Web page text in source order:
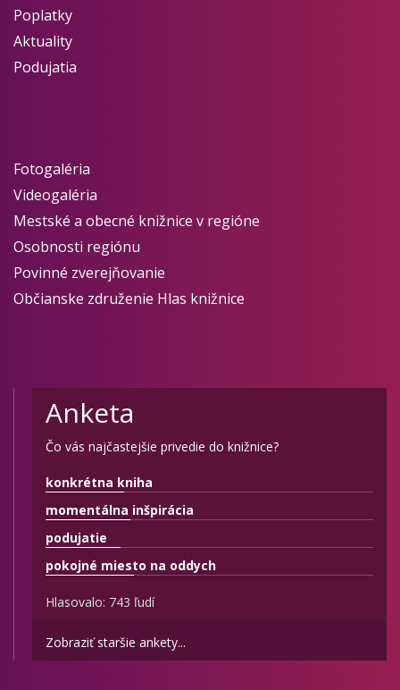
Poplatky
Aktuality
Podujatia
Fotogaléria
Videogaléria
Mestské a obecné knižnice v regióne
Osobnosti regiónu
Povinné zverejňovanie
Občianske združenie Hlas knižnice
Anketa
Čo vás najčastejšie privedie do knižnice?
konkrétna kniha
momentálna inšpirácia
podujatie
pokojné miesto na oddych
Hlasovalo: 743 ľudí
Zobraziť staršie ankety...